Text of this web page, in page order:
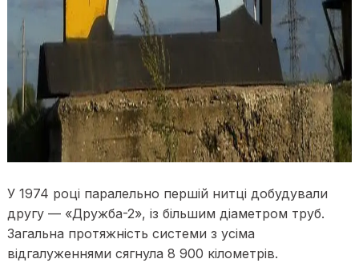
У 1974 році паралельно першій нитці добудували
другу — «Дружба-2», із більшим діаметром труб.
Загальна протяжність системи з усіма
відгалуженнями сягнула 8 900 кілометрів.